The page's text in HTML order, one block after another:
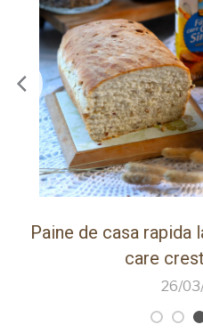
Paine de casa rapida
care
26/